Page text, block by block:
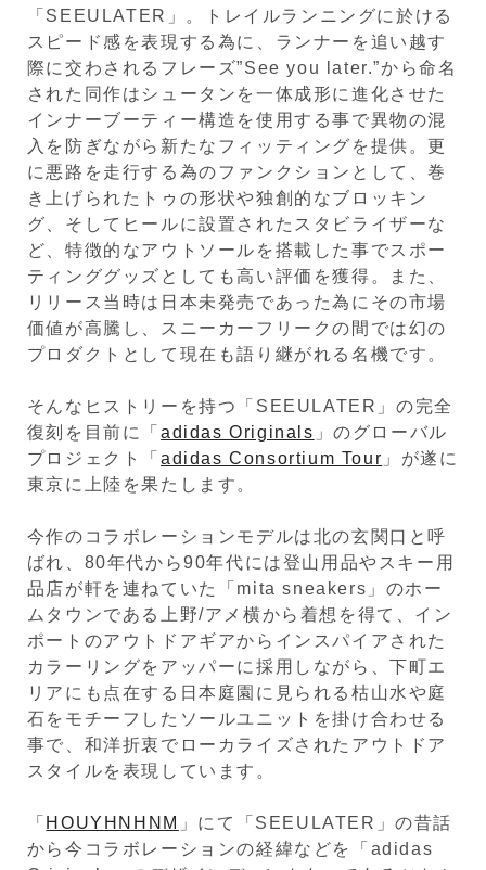
「SEEULATER」。トレイルランニングに於ける
スピード感を表現する為に、ランナーを追い越す
際に交わされるフレーズ”See you later.”から命名
された同作はシュータンを一体成形に進化させた
インナーブーティー構造を使用する事で異物の混
入を防ぎながら新たなフィッティングを提供。更
に悪路を走行する為のファンクションとして、巻
き上げられたトゥの形状や独創的なブロッキン
グ、そしてヒールに設置されたスタビライザーな
ど、特徴的なアウトソールを搭載した事でスポー
ティンググッズとしても高い評価を獲得。また、
リリース当時は日本未発売であった為にその市場
価値が高騰し、スニーカーフリークの間では幻の
プロダクトとして現在も語り継がれる名機です。
そんなヒストリーを持つ「SEEULATER」の完全
復刻を目前に「adidas Originals 」のグローバル
プロジェクト「adidas Consortium Tour 」が遂に
東京に上陸を果たします。
今作のコラボレーションモデルは北の玄関口と呼
ばれ、80年代から90年代には登山用品やスキー用
品店が軒を連ねていた「mita sneakers」のホー
ムタウンである上野/アメ横から着想を得て、イン
ポートのアウトドアギアからインスパイアされた
カラーリングをアッパーに採用しながら、下町エ
リアにも点在する日本庭園に見られる枯山水や庭
石をモチーフしたソールユニットを掛け合わせる
事で、和洋折衷でローカライズされたアウトドア
スタイルを表現しています。
「 HOUYHNHNM 」にて「SEEULATER」の昔話
から今コラボレーションの経緯などを「adidas